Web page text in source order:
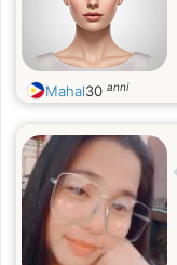
Mahal30 anni